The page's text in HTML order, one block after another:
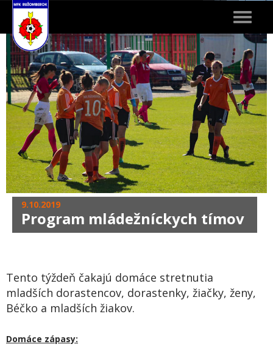
Toggle
9.10.2019
Program mládežníckych tímov
Tento týždeň čakajú domáce stretnutia
mladších dorastencov, dorastenky, žiačky, ženy,
Béčko a mladších žiakov.
Domáce zápasy: